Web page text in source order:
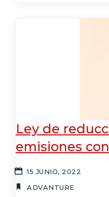
Ley de
emisiones
15 JUNIO, 2022
ADVANTURE